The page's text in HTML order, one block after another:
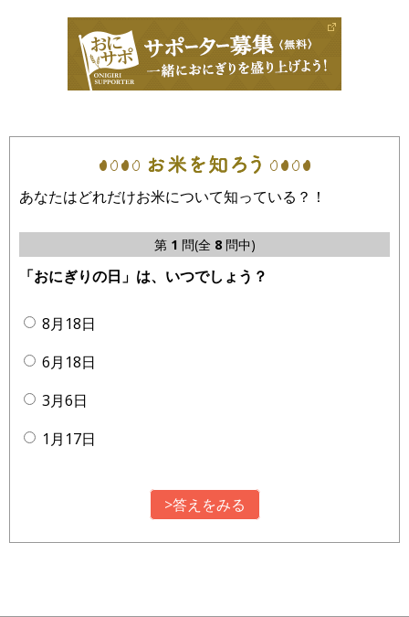
あなたはどれだけお米について知っている？！
第 1 問(全 8問中)
「おにぎりの日」は、いつでしょう？
8月18日
6月18日
3月6日
1月17日
>答えをみる